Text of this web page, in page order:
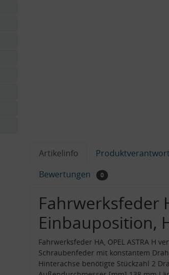
Artikelinfo
Bewertungen
0
Fahrwerksfeder
Einbauposition,
Fahrwerksfeder HA, OPEL ASTRA H
Schraubenfeder mit konstantem
Hinterachse benötigte Stückzahl 2